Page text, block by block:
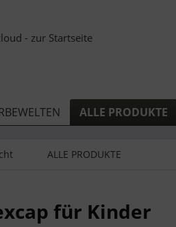
ALLE PRODUKTE
ALLE PRODUKTE
für Kinder